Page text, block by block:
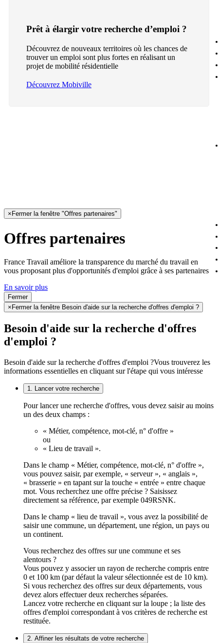
Prêt à élargir votre recherche d’emploi ?
Découvrez de nouveaux territoires où les chances de
trouver un emploi sont plus fortes en réalisant un
projet de mobilité résidentielle
Découvrez Mobiville
× Fermer la fenêtre "Offres partenaires"
Offres partenaires
France Travail améliore la transparence du marché du travail en
vous proposant plus d'opportunités d'emploi grâce à ses partenaires
En savoir plus
Fermer
× Fermer la fenêtre Besoin d'aide sur la recherche d'offres d'emploi ?
Besoin d'aide sur la recherche d'offres
d'emploi ?
Besoin d'aide sur la recherche d'offres d'emploi ?Vous trouverez les
informations essentielles en cliquant sur l'étape qui vous intéresse
1. Lancer votre recherche
Pour lancer une recherche d'offres, vous devez saisir au moins
un des deux champs :
« Métier, compétence, mot-clé, n° d'offre »
ou
« Lieu de travail ».
Dans le champ « Métier, compétence, mot-clé, n° d'offre »,
vous pouvez saisir, par exemple, « serveur », « anglais »,
« brasserie » en tapant sur la touche « entrée » entre chaque
mot. Vous recherchez une offre précise ? Saisissez
directement sa référence, par exemple 049RSNK.
Dans le champ « lieu de travail », vous avez la possibilité de
saisir une commune, un département, une région, un pays ou
un continent.
Vous recherchez des offres sur une commune et ses
alentours ?
Vous pouvez y associer un rayon de recherche compris entre
0 et 100 km (par défaut la valeur sélectionnée est de 10 km).
Si vous recherchez des offres sur deux départements, vous
devez alors effectuer deux recherches séparées.
Lancez votre recherche en cliquant sur la loupe ; la liste des
offres d'emploi correspondant à vos critères de recherche est
restituée.
2. Affiner les résultats de votre recherche